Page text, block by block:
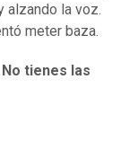
alzando la voz.
meter baza.
tienes las